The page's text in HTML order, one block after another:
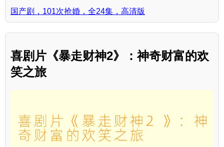
国产剧，101次抢婚，全24集，高清版
喜剧片《暴走财神2》：神奇财富的欢
笑之旅